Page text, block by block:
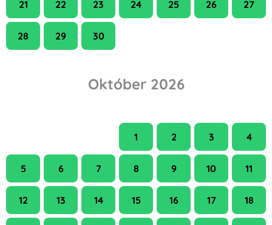
21 22 23 24 25 26 27
28 29 30
Október 2026
1
2 3 4
5 6 7 8 9 10 11
12 13 14 15 16 17 18